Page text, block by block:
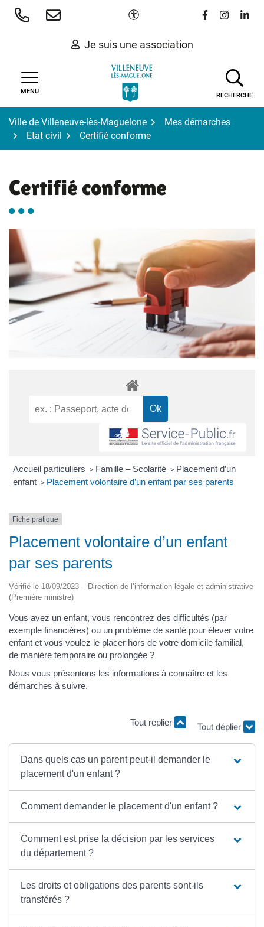
Aller
Paramètres d'accessibilité
Lien vers le
Lien vers
Lien
Je suis une association
MENU
RECHERCHE
Ville de Villeneuve-lès-Maguelone
Mes démarches
Etat civil
Certifié conforme
Certifié conforme
Accueil particuliers > Famille – Scolarité > Placement d’un
enfant > Placement volontaire d’un enfant par ses parents
Fiche pratique
Placement volontaire d’un enfant
par ses parents
Vérifié le 18/09/2023 – Direction de l’information légale et administrative
(Première ministre)
Vous avez un enfant, vous rencontrez des difficultés (par
exemple financières) ou un problème de santé pour élever votre
enfant et vous voulez le placer hors de votre domicile familial,
de manière temporaire ou prolongée ?
Nous vous présentons les informations à connaître et les
démarches à suivre.
Tout replier
Tout déplier
Dans quels cas un parent peut-il demander le
placement d'un enfant ?
Comment demander le placement d'un enfant ?
Comment est prise la décision par les services
du département ?
Les droits et obligations des parents sont-ils
transférés ?